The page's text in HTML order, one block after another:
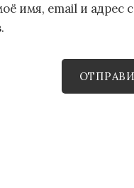
имя, email и адрес